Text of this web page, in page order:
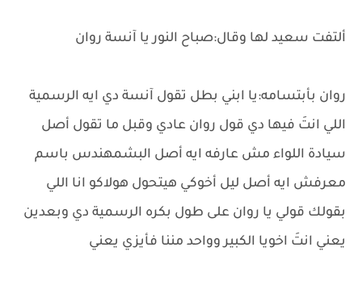
ألتفت سعيد لها وقال:صباح النور يا آنسة روان
روان بأبتسامه:يا ابني بطل تقول آنسة دي ايه الرسمية
اللي انتَ فيها دي قول روان عادي وقبل ما تقول أصل
سيادة اللواء مش عارفه ايه أصل البشمهندس باسم
معرفش ايه أصل ليل أخوكي هيتحول هولاكو انا اللي
بقولك قولي يا روان على طول بكره الرسمية دي وبعدين
يعني انتَ اخويا الكبير وواحد مننا فأيزي يعني